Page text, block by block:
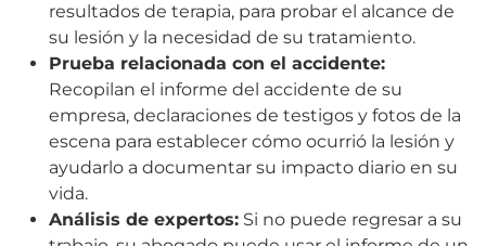
resultados de terapia, para probar el alcance de
su lesión y la necesidad de su tratamiento.
Prueba relacionada con el accidente:
Recopilan el informe del accidente de su
empresa, declaraciones de testigos y fotos de la
escena para establecer cómo ocurrió la lesión y
ayudarlo a documentar su impacto diario en su
vida.
Análisis de expertos: Si no puede regresar a su